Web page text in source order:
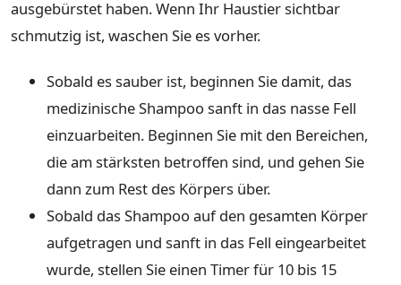
ausgebürstet haben. Wenn Ihr Haustier sichtbar
schmutzig ist, waschen Sie es vorher.
Sobald es sauber ist, beginnen Sie damit, das
medizinische Shampoo sanft in das nasse Fell
einzuarbeiten. Beginnen Sie mit den Bereichen,
die am stärksten betroffen sind, und gehen Sie
dann zum Rest des Körpers über.
Sobald das Shampoo auf den gesamten Körper
aufgetragen und sanft in das Fell eingearbeitet
wurde, stellen Sie einen Timer für 10 bis 15